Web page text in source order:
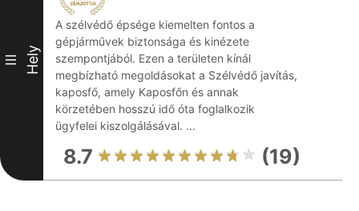
III Hely
A szélvédő épsége kiemelten fontos a
gépjárművek biztonsága és kinézete
szempontjából. Ezen a területen kínál
megbízható megoldásokat a Szélvédő javítás,
kaposfő, amely Kaposfőn és annak
körzetében hosszú idő óta foglalkozik
ügyfelei kiszolgálásával. ...
8.7 (19)